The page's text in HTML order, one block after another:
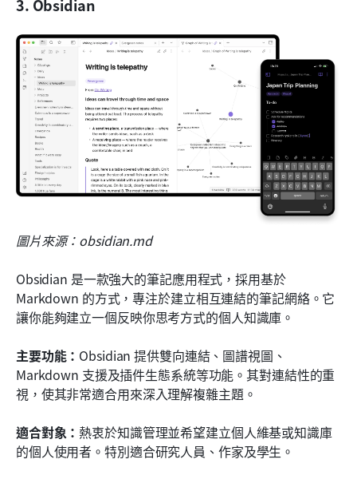
3. Obsidian
圖片來源：obsidian.md
Obsidian 是一款強大的筆記應用程式，採用基於
Markdown 的方式，專注於建立相互連結的筆記網絡。它
讓你能夠建立一個反映你思考方式的個人知識庫。
主要功能： Obsidian 提供雙向連結、圖譜視圖、
Markdown 支援及插件生態系統等功能。其對連結性的重
視，使其非常適合用來深入理解複雜主題。
適合對象： 熱衷於知識管理並希望建立個人維基或知識庫
的個人使用者。特別適合研究人員、作家及學生。